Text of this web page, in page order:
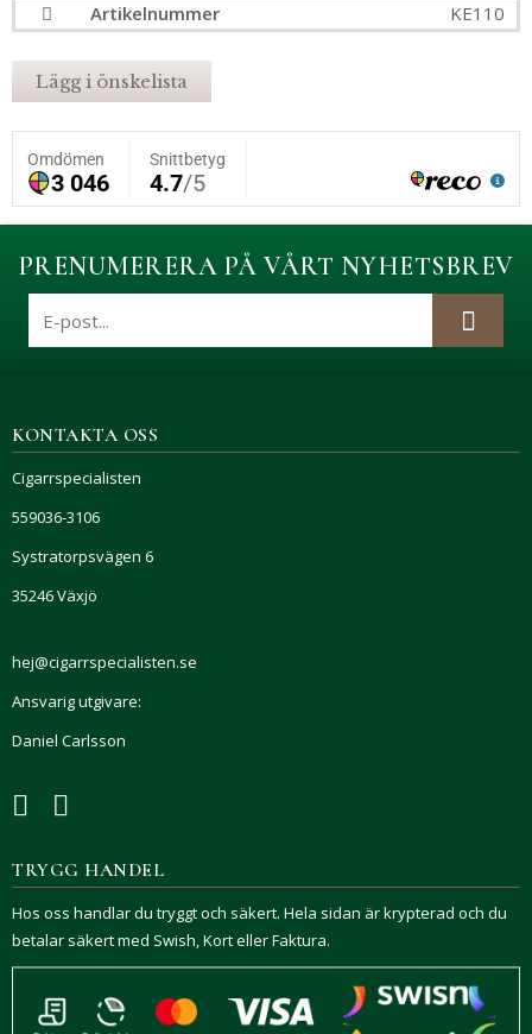
Artikelnummer KE110
Lägg i önskelista
PRENUMERERA PÅ VÅRT NYHETSBREV
KONTAKTA OSS
Cigarrspecialisten
559036-3106
Systratorpsvägen 6
35246 Växjö
hej@cigarrspecialisten.se
Ansvarig utgivare:
Daniel Carlsson
TRYGG HANDEL
Hos oss handlar du tryggt och säkert. Hela sidan är krypterad och du
betalar säkert med Swish, Kort eller Faktura.